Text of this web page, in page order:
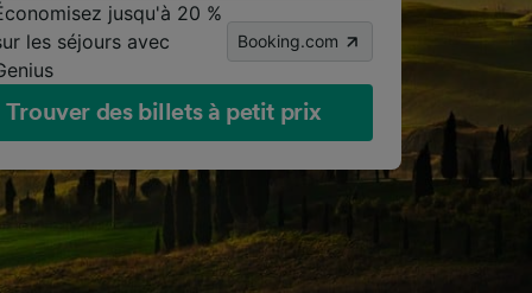
jusqu'à 20 %
les séjours avec
Booking.com
Trouver des billets à petit prix